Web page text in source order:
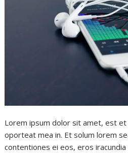
Lorem ipsum dolor sit amet, est
oporteat mea in. Et solum lorem
contentiones ei eos, eros iracundia